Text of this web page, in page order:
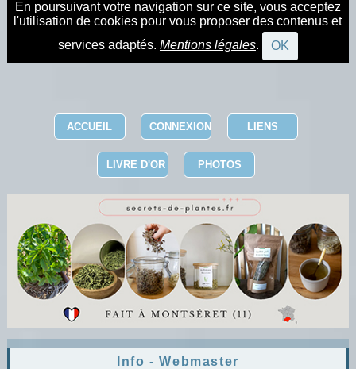
En poursuivant votre navigation sur ce site, vous acceptez
l'utilisation de cookies pour vous proposer des contenus et
services adaptés. Mentions légales. OK
ACCUEIL CONNEXION LIENS
LIVRE D'OR PHOTOS
Info - Webmaster